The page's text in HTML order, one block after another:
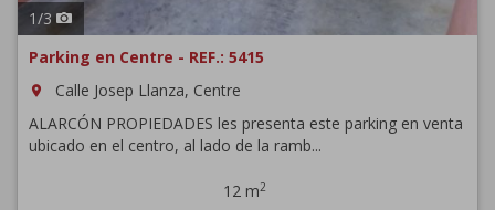
1/3
Parking en Centre - REF.: 5415
room
Calle Josep Llanza, Centre
ALARCÓN PROPIEDADES les presenta este parking en venta
ubicado en el centro, al lado de la ramb...
12 m2